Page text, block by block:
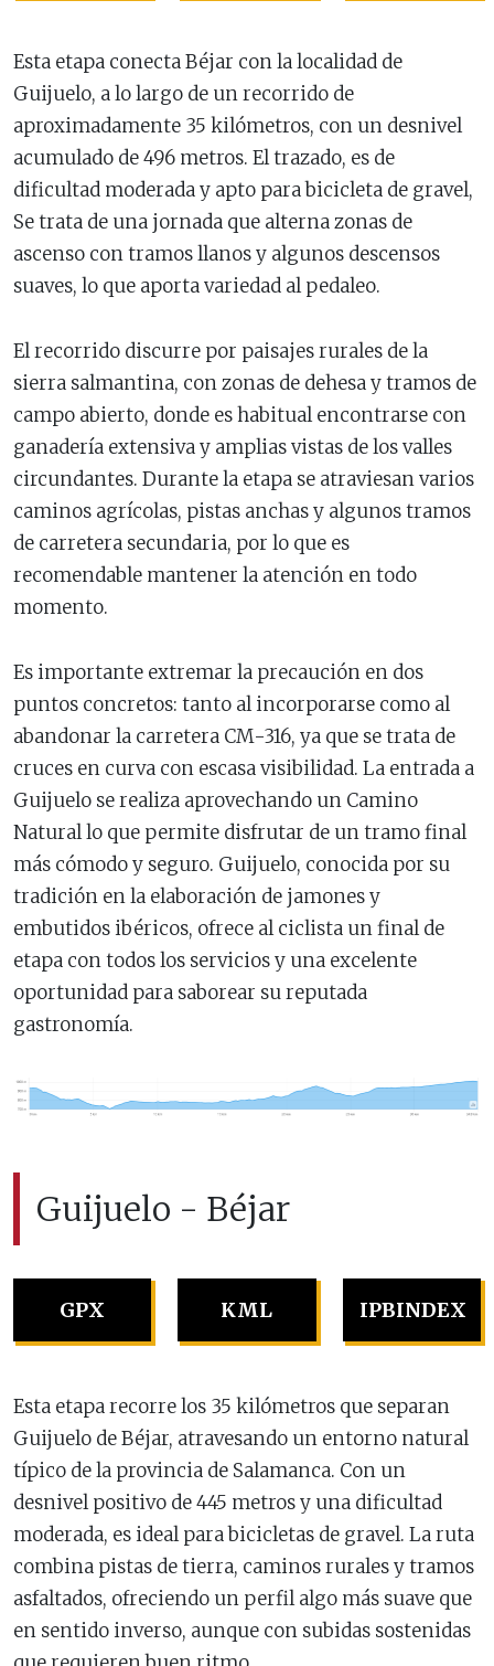
Esta etapa conecta Béjar con la localidad de
Guijuelo, a lo largo de un recorrido de
aproximadamente 35 kilómetros, con un desnivel
acumulado de 496 metros. El trazado, es de
dificultad moderada y apto para bicicleta de gravel,
Se trata de una jornada que alterna zonas de
ascenso con tramos llanos y algunos descensos
suaves, lo que aporta variedad al pedaleo.
El recorrido discurre por paisajes rurales de la
sierra salmantina, con zonas de dehesa y tramos de
campo abierto, donde es habitual encontrarse con
ganadería extensiva y amplias vistas de los valles
circundantes. Durante la etapa se atraviesan varios
caminos agrícolas, pistas anchas y algunos tramos
de carretera secundaria, por lo que es
recomendable mantener la atención en todo
momento.
Es importante extremar la precaución en dos
puntos concretos: tanto al incorporarse como al
abandonar la carretera CM-316, ya que se trata de
cruces en curva con escasa visibilidad. La entrada a
Guijuelo se realiza aprovechando un Camino
Natural lo que permite disfrutar de un tramo final
más cómodo y seguro. Guijuelo, conocida por su
tradición en la elaboración de jamones y
embutidos ibéricos, ofrece al ciclista un final de
etapa con todos los servicios y una excelente
oportunidad para saborear su reputada
gastronomía.
Guijuelo - Béjar
GPX KML IPBINDEX
Esta etapa recorre los 35 kilómetros que separan
Guijuelo de Béjar, atravesando un entorno natural
típico de la provincia de Salamanca. Con un
desnivel positivo de 445 metros y una dificultad
moderada, es ideal para bicicletas de gravel. La ruta
combina pistas de tierra, caminos rurales y tramos
asfaltados, ofreciendo un perfil algo más suave que
en sentido inverso, aunque con subidas sostenidas